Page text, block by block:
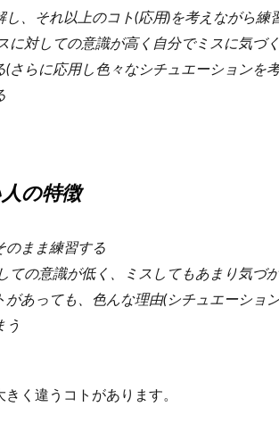
し、それ以上のコト(応用)を考えながら練
に対しての意識が高く自分でミスに気づ
(さらに応用し色々なシチュエーションを
の特徴
のまま練習する
ての意識が低く、ミスしてもあまり気づ
があっても、色んな理由(シチュエーショ
う
く違うコトがあります。